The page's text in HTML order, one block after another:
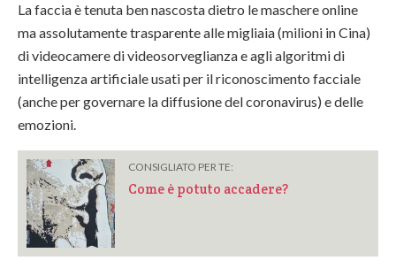
La faccia è tenuta ben nascosta dietro le maschere online
ma assolutamente trasparente alle migliaia (milioni in Cina)
di videocamere di videosorveglianza e agli algoritmi di
intelligenza artificiale usati per il riconoscimento facciale
(anche per governare la diffusione del coronavirus) e delle
emozioni.
CONSIGLIATO PER TE:
Come è potuto accadere?